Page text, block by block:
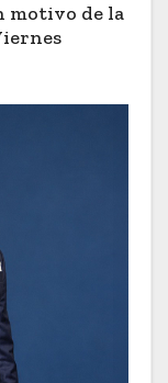
motivo de la